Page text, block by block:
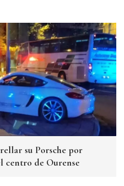
su Porsche por
centro de Ourense